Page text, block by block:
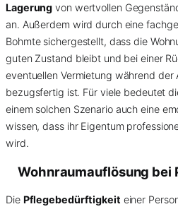
Lagerung von wertvollen
an. Außerdem wird durch eine
Bohmte sichergestellt, dass die
guten Zustand bleibt und bei einer
eventuellen Vermietung während
bezugsfertig ist. Für viele bedeutet
einem solchen Szenario auch eine
wissen, dass ihr Eigentum
wird.
Wohnraumauflösung
Die Pflegebedürftigkeit einer